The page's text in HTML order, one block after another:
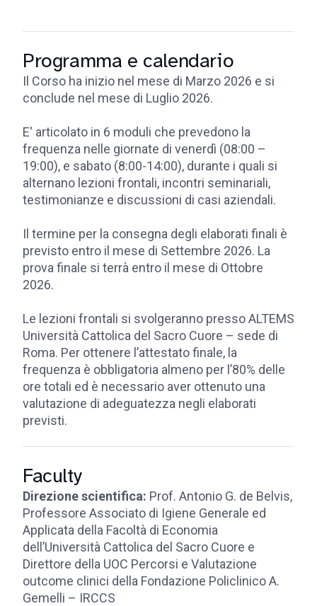
Programma e calendario
Il Corso ha inizio nel mese di Marzo 2026 e si
conclude nel mese di Luglio 2026.
E' articolato in 6 moduli che prevedono la
frequenza nelle giornate di venerdì (08:00 –
19:00), e sabato (8:00-14:00), durante i quali si
alternano lezioni frontali, incontri seminariali,
testimonianze e discussioni di casi aziendali.
Il termine per la consegna degli elaborati finali è
previsto entro il mese di Settembre 2026. La
prova finale si terrà entro il mese di Ottobre
2026.
Le lezioni frontali si svolgeranno presso ALTEMS
Università Cattolica del Sacro Cuore – sede di
Roma. Per ottenere l’attestato finale, la
frequenza è obbligatoria almeno per l’80% delle
ore totali ed è necessario aver ottenuto una
valutazione di adeguatezza negli elaborati
previsti.
Faculty
Direzione scientifica: Prof. Antonio G. de Belvis,
Professore Associato di Igiene Generale ed
Applicata della Facoltà di Economia
dell’Università Cattolica del Sacro Cuore e
Direttore della UOC Percorsi e Valutazione
outcome clinici della Fondazione Policlinico A.
Gemelli – IRCCS